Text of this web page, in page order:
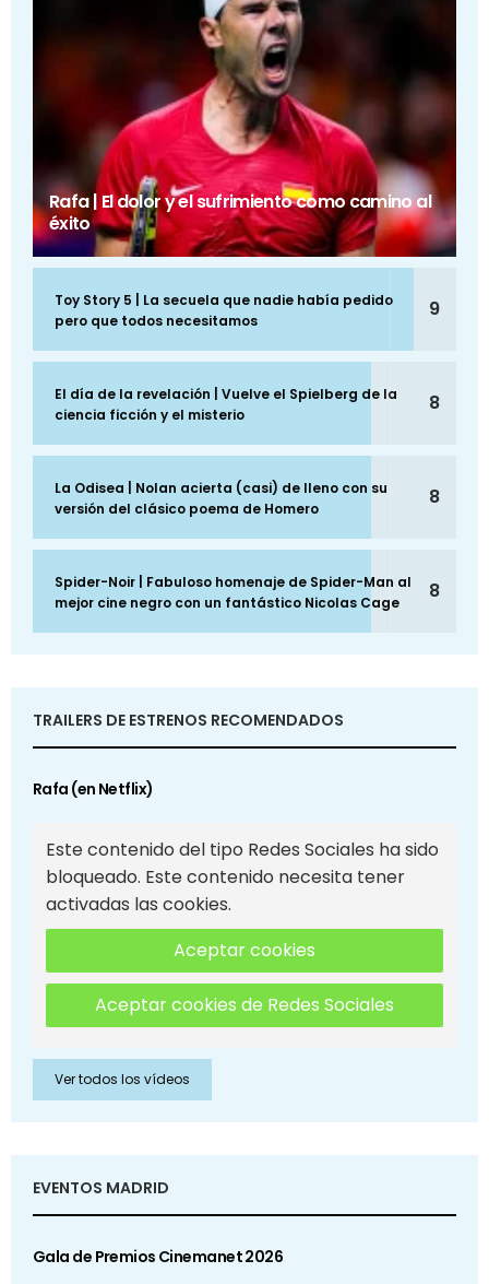
Rafa | El dolor y el sufrimiento como camino al
éxito
Toy Story 5 | La secuela que nadie había pedido
pero que todos necesitamos
9
El día de la revelación | Vuelve el Spielberg de la
ciencia ficción y el misterio
8
La Odisea | Nolan acierta (casi) de lleno con su
versión del clásico poema de Homero
8
Spider-Noir | Fabuloso homenaje de Spider-Man al
mejor cine negro con un fantástico Nicolas Cage
8
TRAILERS DE ESTRENOS RECOMENDADOS
Rafa (en Netflix)
Este contenido del tipo Redes Sociales ha sido
bloqueado. Este contenido necesita tener
activadas las cookies.
Aceptar cookies
Aceptar cookies de Redes Sociales
Ver todos los vídeos
EVENTOS MADRID
Gala de Premios Cinemanet 2026